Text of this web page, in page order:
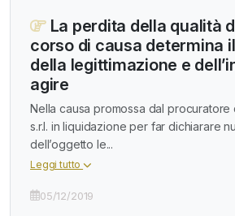
La perdita della qualità
corso di causa determina
della legittimazione e
agire
Nella causa promossa dal procuratore
s.r.l. in liquidazione per far dichiarare
dell’oggetto le...
Leggi tutto
05/12/2019